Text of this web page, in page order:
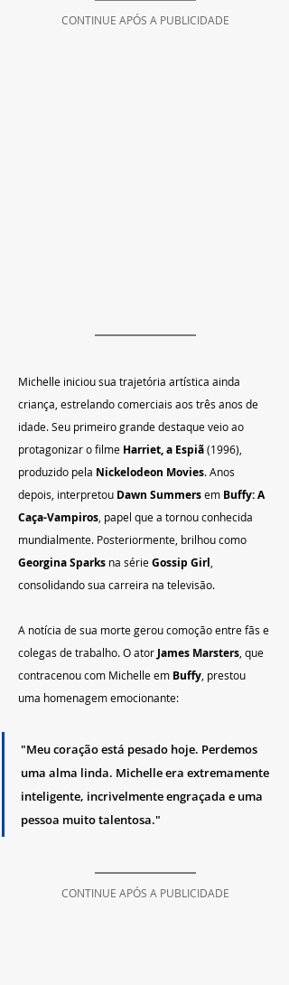
CONTINUE APÓS A PUBLICIDADE
Michelle iniciou sua trajetória artística ainda
criança, estrelando comerciais aos três anos de
idade. Seu primeiro grande destaque veio ao
protagonizar o filme Harriet, a Espiã (1996),
produzido pela Nickelodeon Movies. Anos
depois, interpretou Dawn Summers em Buffy: A
Caça-Vampiros , papel que a tornou conhecida
mundialmente. Posteriormente, brilhou como
Georgina Sparks na série Gossip Girl
consolidando sua carreira na televisão.
A notícia de sua morte gerou comoção entre fãs e
colegas de trabalho. O ator James Marsters , que
contracenou com Michelle em Buffy , prestou
uma homenagem emocionante:
"Meu coração está pesado hoje. Perdemos
uma alma linda. Michelle era extremamente
inteligente, incrivelmente engraçada e uma
pessoa muito talentosa."
CONTINUE APÓS A PUBLICIDADE